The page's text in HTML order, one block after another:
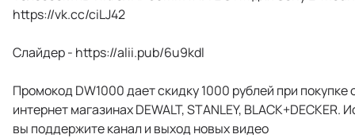
https://vk.cc/ciLJ42
Слайдер - https://alii.pub/6u9kdl
Промокод DW1000 дает скидку 1000 рублей при покупке
интернет магазинах DEWALT, STANLEY, BLACK+DECKER.
вы поддержите канал и выход новых видео